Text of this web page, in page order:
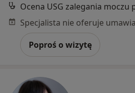
Ocena USG zalegania moczu
Poproś o wizytę